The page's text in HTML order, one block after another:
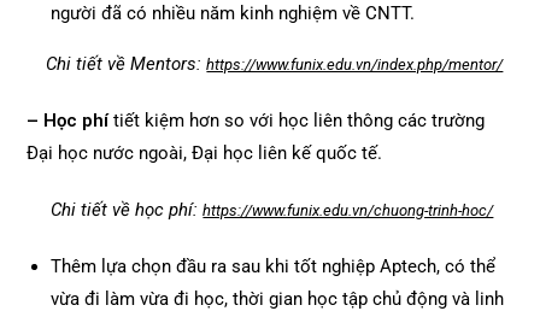
người đã có nhiều năm kinh nghiệm về CNTT.
Chi tiết về Mentors:https://www.funix.edu.vn/index.php/mentor/
– Học phítiết kiệm hơn so với học liên thông các trường
Đại học nước ngoài, Đại học liên kế quốc tế.
Chi tiết về học phí:https://www.funix.edu.vn/chuong-trinh-hoc/
Thêm lựa chọn đầu ra sau khi tốt nghiệp Aptech, có thể
vừa đi làm vừa đi học, thời gian học tập chủ động và linh